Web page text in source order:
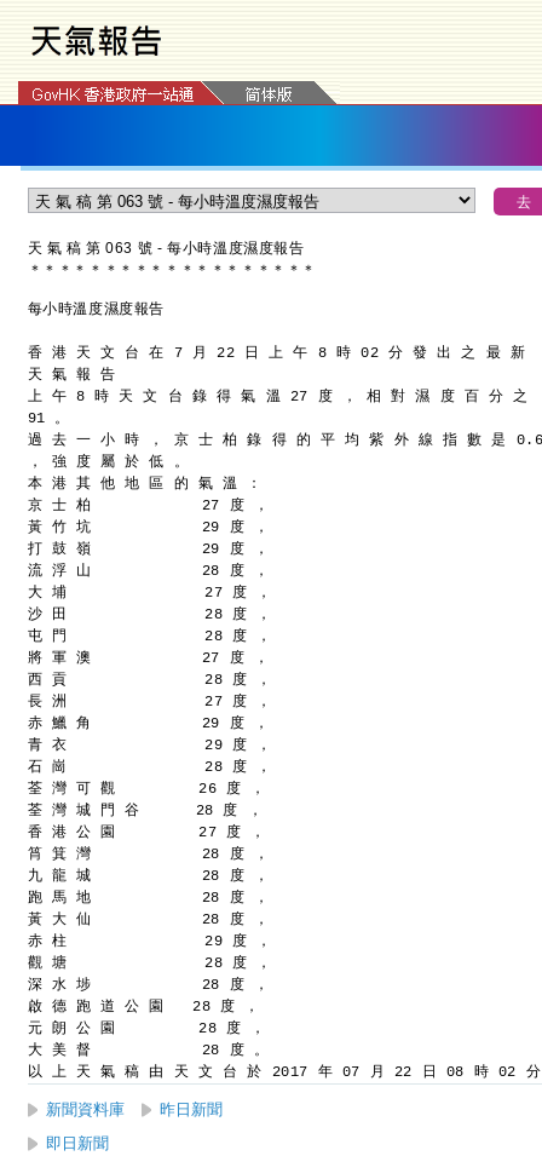
天 氣 稿 第 063 號 - 每小時溫度濕度報告
＊ ＊ ＊ ＊ ＊ ＊ ＊ ＊ ＊ ＊ ＊ ＊ ＊ ＊ ＊ ＊ ＊ ＊ ＊
每小時溫度濕度報告
香 港 天 文 台 在 7 月 22 日 上 午 8 時 02 分 發 出 之 最 新
天 氣 報 告
上 午 8 時 天 文 台 錄 得 氣 溫 27 度 ， 相 對 濕 度 百 分 之
91 。
過 去 一 小 時 ， 京 士 柏 錄 得 的 平 均 紫 外 線 指 數 是
， 強 度 屬 於 低 。
本 港 其 他 地 區 的 氣 溫 ：
京 士 柏            27 度 ，
黃 竹 坑            29 度 ，
打 鼓 嶺            29 度 ，
流 浮 山            28 度 ，
大 埔               27 度 ，
沙 田               28 度 ，
屯 門               28 度 ，
將 軍 澳            27 度 ，
西 貢               28 度 ，
長 洲               27 度 ，
赤 鱲 角            29 度 ，
青 衣               29 度 ，
石 崗               28 度 ，
荃 灣 可 觀         26 度 ，
荃 灣 城 門 谷      28 度 ，
香 港 公 園         27 度 ，
筲 箕 灣            28 度 ，
九 龍 城            28 度 ，
跑 馬 地            28 度 ，
黃 大 仙            28 度 ，
赤 柱               29 度 ，
觀 塘               28 度 ，
深 水 埗            28 度 ，
啟 德 跑 道 公 園   28 度 ，
元 朗 公 園         28 度 ，
大 美 督            28 度 。
以 上 天 氣 稿 由 天 文 台 於 2017 年 07 月 22 日 08 時 02
新聞資料庫
昨日新聞
即日新聞